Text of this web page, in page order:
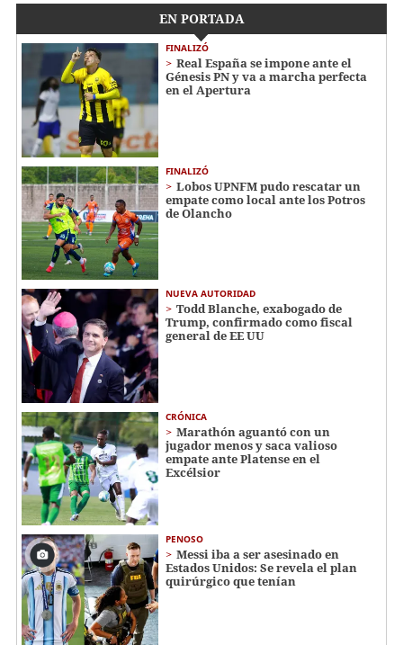
EN PORTADA
FINALIZÓ
Real España se impone ante el
Génesis PN y va a marcha perfecta
en el Apertura
FINALIZÓ
Lobos UPNFM pudo rescatar un
empate como local ante los Potros
de Olancho
NUEVA AUTORIDAD
Todd Blanche, exabogado de
Trump, confirmado como fiscal
general de EE UU
CRÓNICA
Marathón aguantó con un
jugador menos y saca valioso
empate ante Platense en el
Excélsior
PENOSO
Messi iba a ser asesinado en
Estados Unidos: Se revela el plan
quirúrgico que tenían